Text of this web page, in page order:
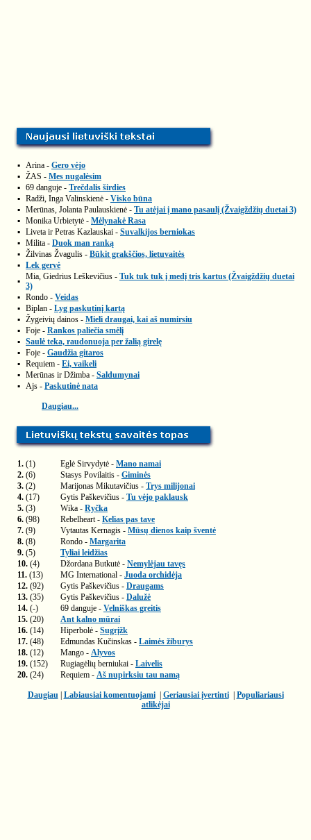
▪ Arina - Gero vėjo
▪ ŽAS - Mes nugalėsim
▪ 69 danguje - Trečdalis širdies
▪ Radži, Inga Valinskienė - Visko būna
▪ Merūnas, Jolanta Paulauskienė - Tu atėjai į mano pasaulį (Žvaigždžių duetai 3)
▪ Monika Urbietytė - Mėlynakė Rasa
▪ Liveta ir Petras Kazlauskai - Suvalkijos berniokas
▪ Milita - Duok man ranką
▪ Žilvinas Žvagulis - Būkit grakščios, lietuvaitės
▪ Lek gervė
▪ Mia, Giedrius Leškevičius - Tuk tuk tuk į medį tris kartus (Žvaigždžių duetai
3)
▪ Rondo - Veidas
▪ Biplan - Lyg paskutinį kartą
▪ Žygeivių dainos - Mieli draugai, kai aš numirsiu
▪ Foje - Rankos paliečia smėlį
▪ Saulė teka, raudonuoja per žalią girelę
▪ Foje - Gaudžia gitaros
▪ Requiem - Ei, vaikeli
▪ Merūnas ir Džimba - Saldumynai
▪ Ajs - Paskutinė nata
Daugiau...
1. (1) Eglė Sirvydytė - Mano namai
2. (6) Stasys Povilaitis - Giminės
3. (2) Marijonas Mikutavičius - Trys milijonai
4. (17) Gytis Paškevičius - Tu vėjo paklausk
5. (3) Wika - Ryčka
6. (98) Rebelheart - Kelias pas tave
7. (9) Vytautas Kernagis - Mūsų dienos kaip šventė
8. (8) Rondo - Margarita
9. (5)
Tyliai leidžias
10. (4) Džordana Butkutė - Nemylėjau tavęs
11. (13) MG International - Juoda orchidėja
12. (92) Gytis Paškevičius - Draugams
13. (35) Gytis Paškevičius - Dalužė
14. (-) 69 danguje - Velniškas greitis
15. (20)
Ant kalno mūrai
16. (14) Hiperbolė - Sugrįžk
17. (48) Edmundas Kučinskas - Laimės žiburys
18. (12) Mango - Alyvos
19. (152) Rugiagėlių berniukai - Laivelis
20. (24) Requiem - Aš nupirksiu tau namą
Daugiau| Labiausiai komentuojami| Geriausiai įvertinti| Populiariausi
atlikėjai